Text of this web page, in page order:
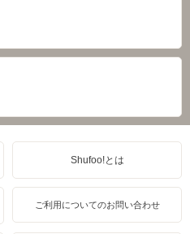
Shufoo!とは
ご利用についてのお問い合わせ